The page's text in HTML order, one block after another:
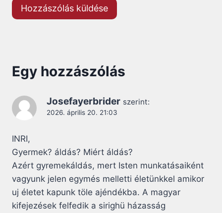
Egy hozzászólás
Josefayerbrider szerint:
2026. április 20. 21:03
INRI,
Gyermek? áldás? Miért áldás?
Azért gyremekáldás, mert Isten munkatásaiként
vagyunk jelen egymés melletti életünkkel amikor
uj életet kapunk töle ajéndékba. A magyar
kifejezések felfedik a sirighü házasság